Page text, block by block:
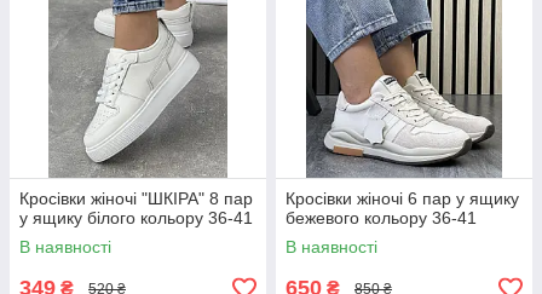
Кросівки жіночі "ШКІРА" 8 пар
у ящику білого кольору 36-41
В наявності
349 ₴ 520 ₴
Кросівки жіночі 6 пар у ящику
бежевого кольору 36-41
В наявності
650 ₴ 850 ₴